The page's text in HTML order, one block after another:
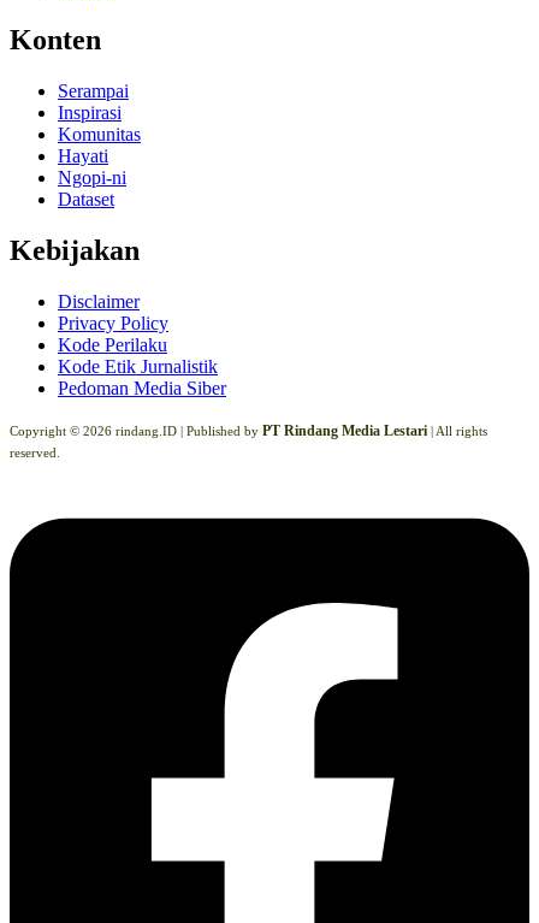
Konten
Serampai
Inspirasi
Komunitas
Hayati
Ngopi-ni
Dataset
Kebijakan
Disclaimer
Privacy Policy
Kode Perilaku
Kode Etik Jurnalistik
Pedoman Media Siber
Copyright © 2026 rindang.ID | Published by PT Rindang Media Lestari | All rights
reserved.